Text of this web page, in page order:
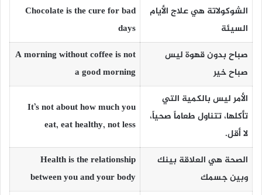
الشوكولاتة هي علاج الأيام
السيئة
Chocolate is the cure for bad
days
صباح بدون قهوة ليس
صباح خير
A morning without coffee is not
a good morning
الأمر ليس بالكمية التي
تأكلها، تتناول طعاماً صحياً،
لا أقل.
It’s not about how much you
eat, eat healthy, not less
الصحة هي العلاقة بينك
وبين جسمك
Health is the relationship
between you and your body